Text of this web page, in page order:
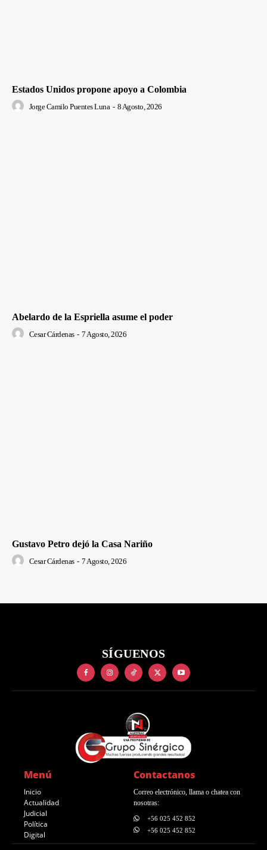
Estados Unidos propone apoyo a Colombia
Jorge Camilo Puentes Luna - 8 Agosto, 2026
Abelardo de la Espriella asume el poder
Cesar Cárdenas - 7 Agosto, 2026
Gustavo Petro dejó la Casa Nariño
Cesar Cárdenas - 7 Agosto, 2026
SÍGUENOS
Menú
Inicio
Actualidad
Judicial
Política
Digital
Contactanos
Correo electrónico, llama o chatea con
nosotras:
+56 025 452 852
+56 025 452 852